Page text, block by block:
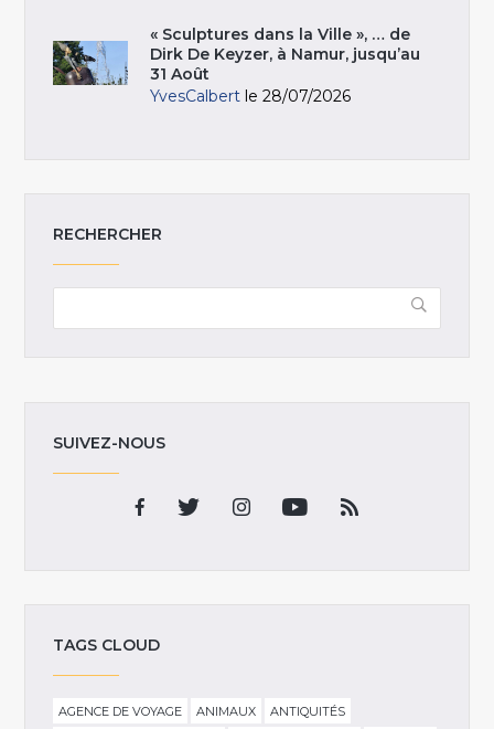
« Sculptures dans la Ville », … de
Dirk De Keyzer, à Namur, jusqu’au
31 Août
YvesCalbert le 28/07/2026
RECHERCHER
SUIVEZ-NOUS
TAGS CLOUD
AGENCE DE VOYAGE ANIMAUX
ANTIQUITÉS